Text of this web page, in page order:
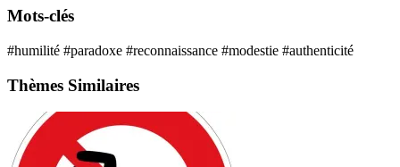
Mots-clés
#humilité #paradoxe #reconnaissance #modestie #authenticité
Thèmes Similaires